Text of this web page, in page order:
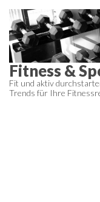
Zum
Inhalt
springen
Fitness &
Fit und aktiv
Trends für Ihre